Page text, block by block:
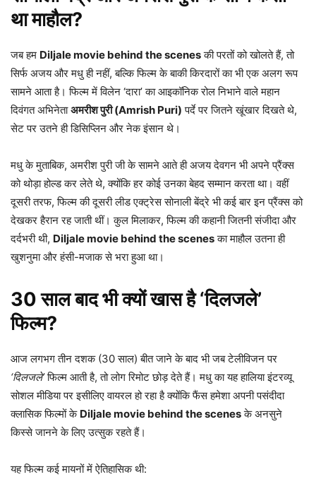
था माहौल?
जब हम Diljale movie behind the scenesकी परतों को खोलते हैं, तो
सिर्फ अजय और मधु ही नहीं, बल्कि फिल्म के बाकी किरदारों का भी एक अलग रूप
सामने आता है। फिल्म में विलेन ‘दारा’ का आइकॉनिक रोल निभाने वाले महान
दिवंगत अभिनेताअमरीश पुरी (Amrish Puri) पर्दे पर जितने खूंखार दिखते थे,
सेट पर उतने ही डिसिप्लिन और नेक इंसान थे।
मधु के मुताबिक, अमरीश पुरी जी के सामने आते ही अजय देवगन भी अपने प्रैंक्स
को थोड़ा होल्ड कर लेते थे, क्योंकि हर कोई उनका बेहद सम्मान करता था। वहीं
दूसरी तरफ, फिल्म की दूसरी लीड एक्ट्रेस सोनाली बेंद्रे भी कई बार इन प्रैंक्स को
देखकर हैरान रह जाती थीं। कुल मिलाकर, फिल्म की कहानी जितनी संजीदा और
दर्दभरी थी, Diljale movie behind the scenesका माहौल उतना ही
खुशनुमा और हंसी-मजाक से भरा हुआ था।
30 साल बाद भी क्यों खास है ‘दिलजले’
फिल्म?
आज लगभग तीन दशक (30 साल) बीत जाने के बाद भी जब टेलीविजन पर
‘दिलजले’फिल्म आती है, तो लोग रिमोट छोड़ देते हैं। मधु का यह हालिया इंटरव्यू
सोशल मीडिया पर इसीलिए वायरल हो रहा है क्योंकि फैंस हमेशा अपनी पसंदीदा
क्लासिक फिल्मों के Diljale movie behind the scenesके अनसुने
किस्से जानने के लिए उत्सुक रहते हैं।
यह फिल्म कई मायनों में ऐतिहासिक थी: